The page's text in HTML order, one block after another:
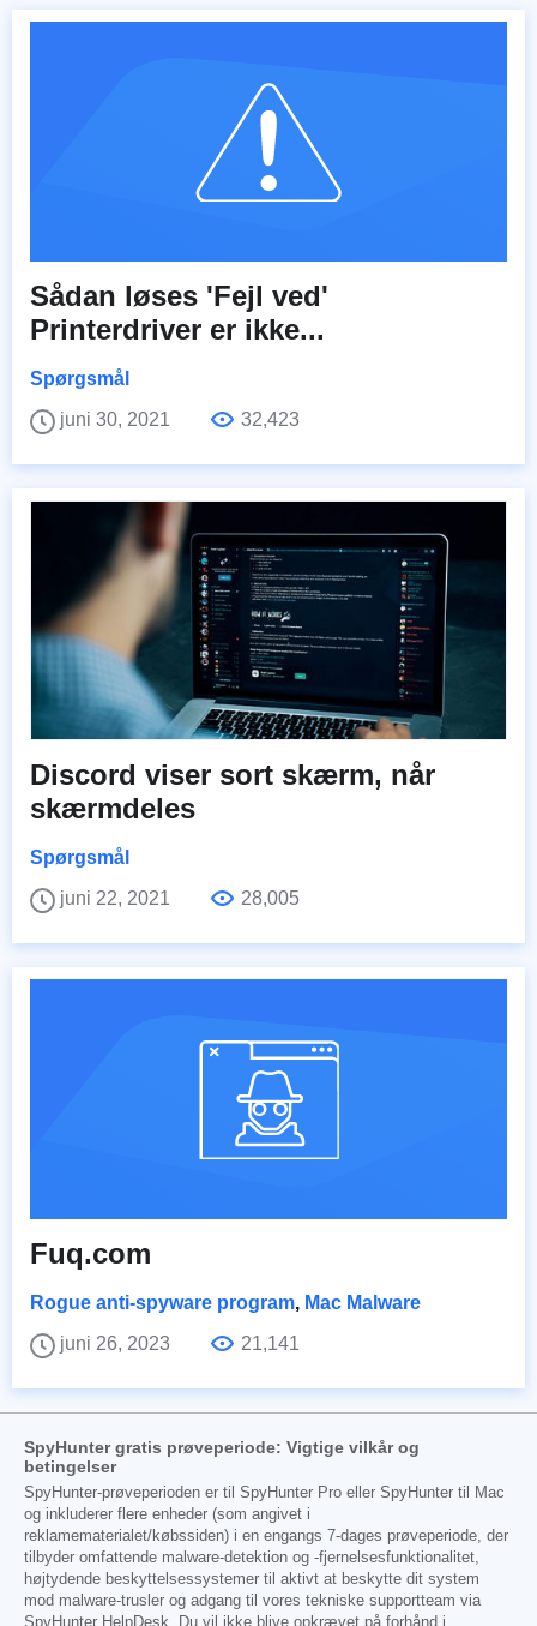
Sådan løses 'Fejl ved'
Printerdriver er ikke...
Spørgsmål
juni 30, 2021
32,423
Discord viser sort skærm, når
skærmdeles
Spørgsmål
juni 22, 2021
28,005
Fuq.com
Rogue anti-spyware program, Mac Malware
juni 26, 2023
21,141
SpyHunter gratis prøveperiode: Vigtige vilkår og
betingelser
SpyHunter-prøveperioden er til SpyHunter Pro eller SpyHunter til Mac
og inkluderer flere enheder (som angivet i
reklamematerialet/købssiden) i en engangs 7-dages prøveperiode, der
tilbyder omfattende malware-detektion og -fjernelsesfunktionalitet,
højtydende beskyttelsessystemer til aktivt at beskytte dit system
mod malware-trusler og adgang til vores tekniske supportteam via
SpyHunter HelpDesk. Du vil ikke blive opkrævet på forhånd i